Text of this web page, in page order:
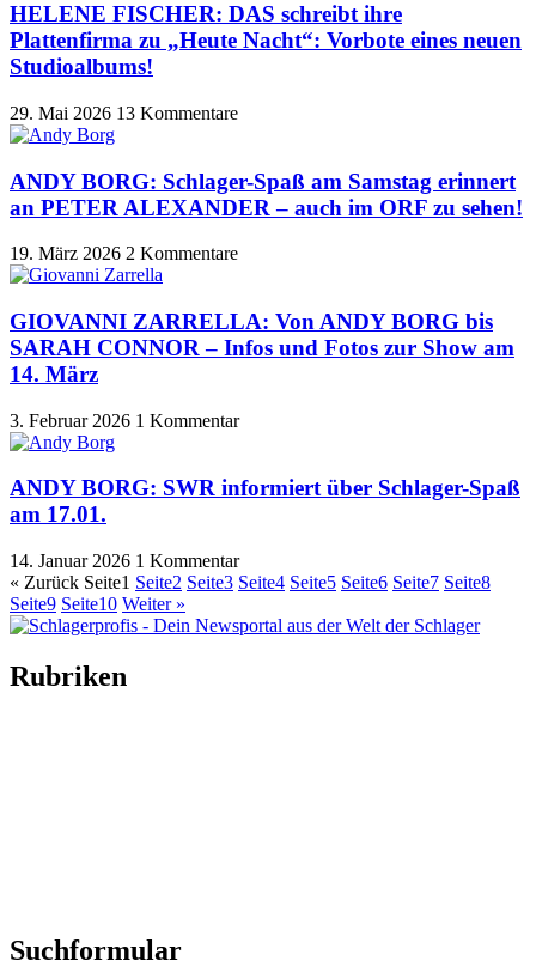
HELENE FISCHER: DAS schreibt ihre
Plattenfirma zu „Heute Nacht“: Vorbote eines neuen
Studioalbums!
29. Mai 2026 13 Kommentare
ANDY BORG: Schlager-Spaß am Samstag erinnert
an PETER ALEXANDER – auch im ORF zu sehen!
19. März 2026 2 Kommentare
GIOVANNI ZARRELLA: Von ANDY BORG bis
SARAH CONNOR – Infos und Fotos zur Show am
14. März
3. Februar 2026 1 Kommentar
ANDY BORG: SWR informiert über Schlager-Spaß
am 17.01.
14. Januar 2026 1 Kommentar
« Zurück Seite1 Seite2 Seite3 Seite4 Seite5 Seite6 Seite7 Seite8
Seite9 Seite10 Weiter »
Rubriken
Suchformular